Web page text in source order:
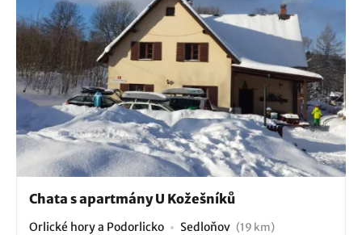
Chata s apartmány U Kožešníků
Orlické hory a Podorlicko Sedloňov (19 km)